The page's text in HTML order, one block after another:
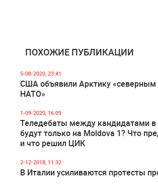
ПОХОЖИЕ ПУБЛИКАЦИИ
5-08-2020, 23:41
США объявили Арктику
НАТО»
1-09-2020, 16:09
Теледебаты между кандидатами в
будут только на Moldova 1? Что
и что решил ЦИК
2-12-2018, 11:32
В Италии усиливаются протесты